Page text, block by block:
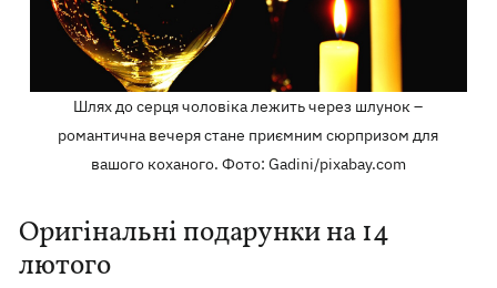
Шлях до серця чоловіка лежить через шлунок –
романтична вечеря стане приємним сюрпризом для
вашого коханого. Фото: Gadini/pixabay.com
Оригінальні подарунки на 14
лютого